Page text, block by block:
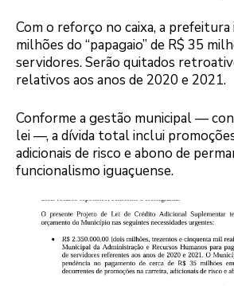
Com o reforço no caixa, a prefeitura
milhões do “papagaio” de R$ 35
servidores. Serão quitados
relativos aos anos de 2020 e 2021.
Conforme a gestão municipal —
lei —, a dívida total inclui
adicionais de risco e abono de
funcionalismo iguaçuense.